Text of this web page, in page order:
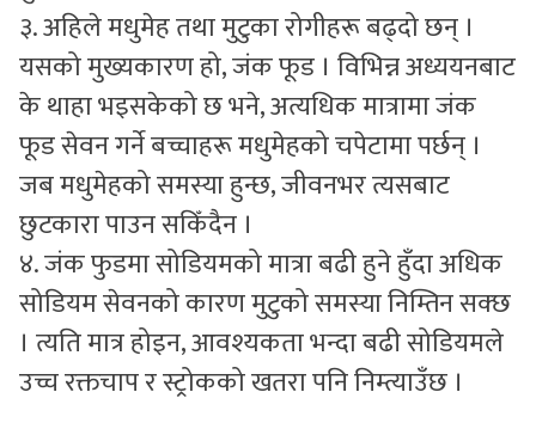
३. अहिले मधुमेह तथा मुटुका रोगीहरू बढ्दो छन् ।
यसको मुख्यकारण हो, जंक फूड । विभिन्न अध्ययनबाट
के थाहा भइसकेको छ भने, अत्यधिक मात्रामा जंक
फूड सेवन गर्ने बच्चाहरू मधुमेहको चपेटामा पर्छन् ।
जब मधुमेहको समस्या हुन्छ, जीवनभर त्यसबाट
छुटकारा पाउन सकिँदैन ।
४. जंक फुडमा सोडियमको मात्रा बढी हुने हुँदा अधिक
सोडियम सेवनको कारण मुटुको समस्या निम्तिन सक्छ
। त्यति मात्र होइन, आवश्यकता भन्दा बढी सोडियमले
उच्च रक्तचाप र स्ट्रोकको खतरा पनि निम्त्याउँछ ।